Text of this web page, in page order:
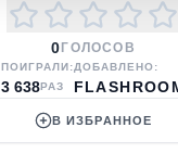
0 ГОЛОСОВ
ПОИГРАЛИ:
3 638РАЗ
ДОБАВЛЕНО:
В ИЗБРАННОЕ